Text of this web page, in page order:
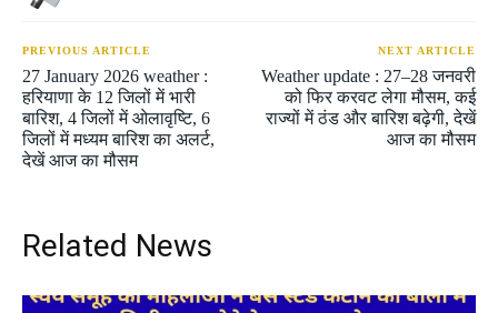
PREVIOUS ARTICLE
27 January 2026 weather :
हरियाणा के 12 जिलों में भारी
बारिश, 4 जिलों में ओलावृष्टि, 6
जिलों में मध्यम बारिश का अलर्ट,
देखें आज का मौसम
NEXT ARTICLE
Weather update : 27–28 जनवरी
को फिर करवट लेगा मौसम, कई
राज्यों में ठंड और बारिश बढ़ेगी, देखें
आज का मौसम
Related News